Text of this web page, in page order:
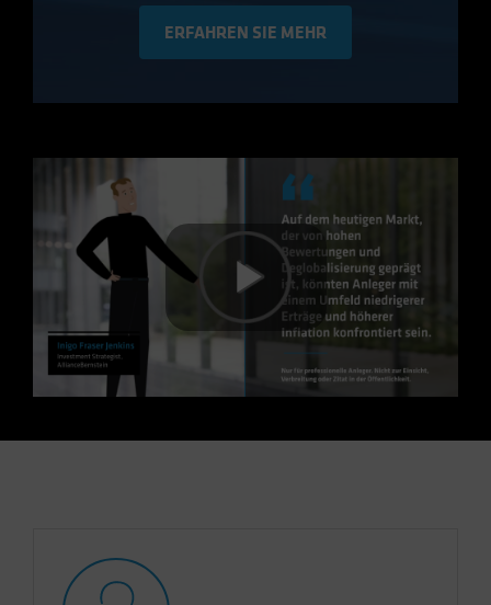
ERFAHREN SIE MEHR
Play
Video